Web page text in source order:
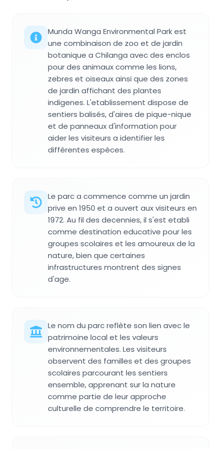
Munda Wanga Environmental Park est
une combinaison de zoo et de jardin
botanique a Chilanga avec des enclos
pour des animaux comme les lions,
zebres et oiseaux ainsi que des zones
de jardin affichant des plantes
indigenes. L'etablissement dispose de
sentiers balisés, d'aires de pique-nique
et de panneaux d'information pour
aider les visiteurs a identifier les
différentes espèces.
Le parc a commence comme un jardin
prive en 1950 et a ouvert aux visiteurs en
1972. Au fil des decennies, il s'est etabli
comme destination educative pour les
groupes scolaires et les amoureux de la
nature, bien que certaines
infrastructures montrent des signes
d'age.
Le nom du parc reflète son lien avec le
patrimoine local et les valeurs
environnementales. Les visiteurs
observent des familles et des groupes
scolaires parcourant les sentiers
ensemble, apprenant sur la nature
comme partie de leur approche
culturelle de comprendre le territoire.